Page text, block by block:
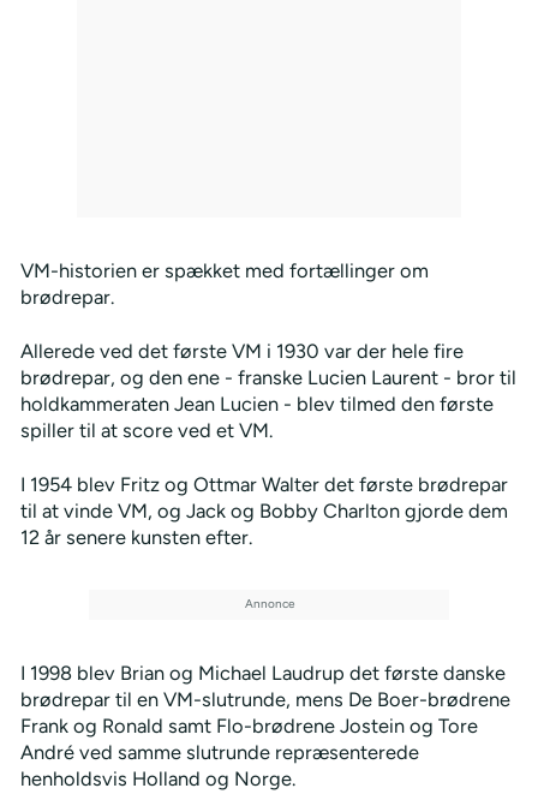
VM-historien er spækket med fortællinger om
brødrepar.
Allerede ved det første VM i 1930 var der hele fire
brødrepar, og den ene - franske Lucien Laurent - bror til
holdkammeraten Jean Lucien - blev tilmed den første
spiller til at score ved et VM.
I 1954 blev Fritz og Ottmar Walter det første brødrepar
til at vinde VM, og Jack og Bobby Charlton gjorde dem
12 år senere kunsten efter.
I 1998 blev Brian og Michael Laudrup det første danske
brødrepar til en VM-slutrunde, mens De Boer-brødrene
Frank og Ronald samt Flo-brødrene Jostein og Tore
André ved samme slutrunde repræsenterede
henholdsvis Holland og Norge.